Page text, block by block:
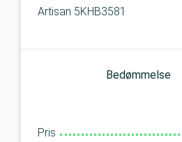
Artisan 5KHB3581
Bedømmelse
Pris